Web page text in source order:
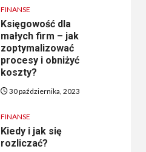
FINANSE
Księgowość dla
małych firm – jak
zoptymalizować
procesy i obniżyć
koszty?
30 października, 2023
FINANSE
Kiedy i jak się
rozliczać?